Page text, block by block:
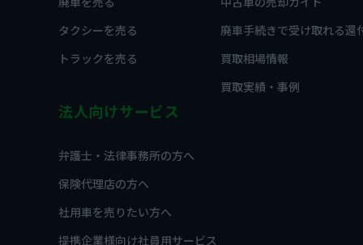
タクシーを売る
トラックを売る
廃車手続きで受け取れる還
買取相場情報
買取実績・事例
法人向けサービス
弁護士・法律事務所の方へ
保険代理店の方へ
社用車を売りたい方へ
提携企業様向け社員用サービス